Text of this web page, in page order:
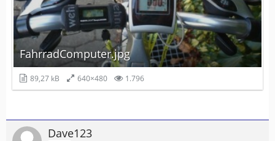
FahrradComputer.jpg
89,27 kB 640×480 1.796
Dave123